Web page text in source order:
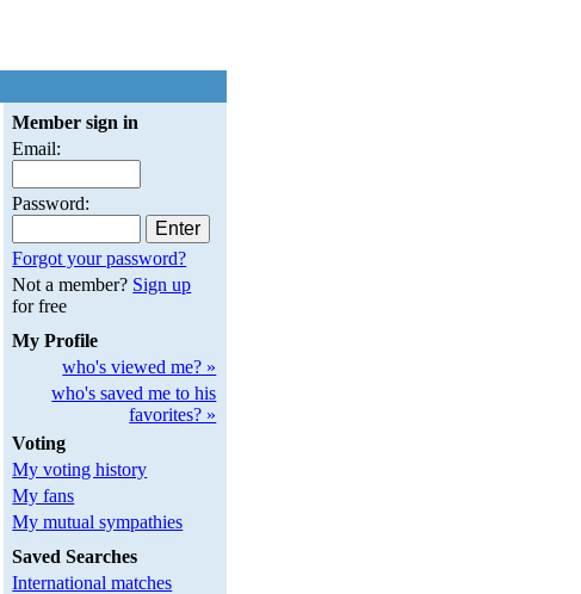
Member sign in
Email:
Password:
Forgot your password?
Not a member? Sign up
for free
My Profile
who's viewed me? »
who's saved me to his
favorites? »
Voting
My voting history
My fans
My mutual sympathies
Saved Searches
International matches